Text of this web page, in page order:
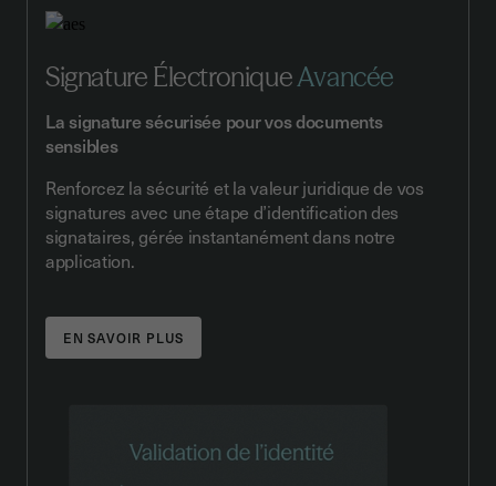
Signature ÉlectroniqueAvancée
La signature sécurisée pour vos documents
sensibles
Renforcez la sécurité et la valeur juridique de vos
signatures avec une étape d’identification des
signataires, gérée instantanément dans notre
application.
EN SAVOIR PLUS